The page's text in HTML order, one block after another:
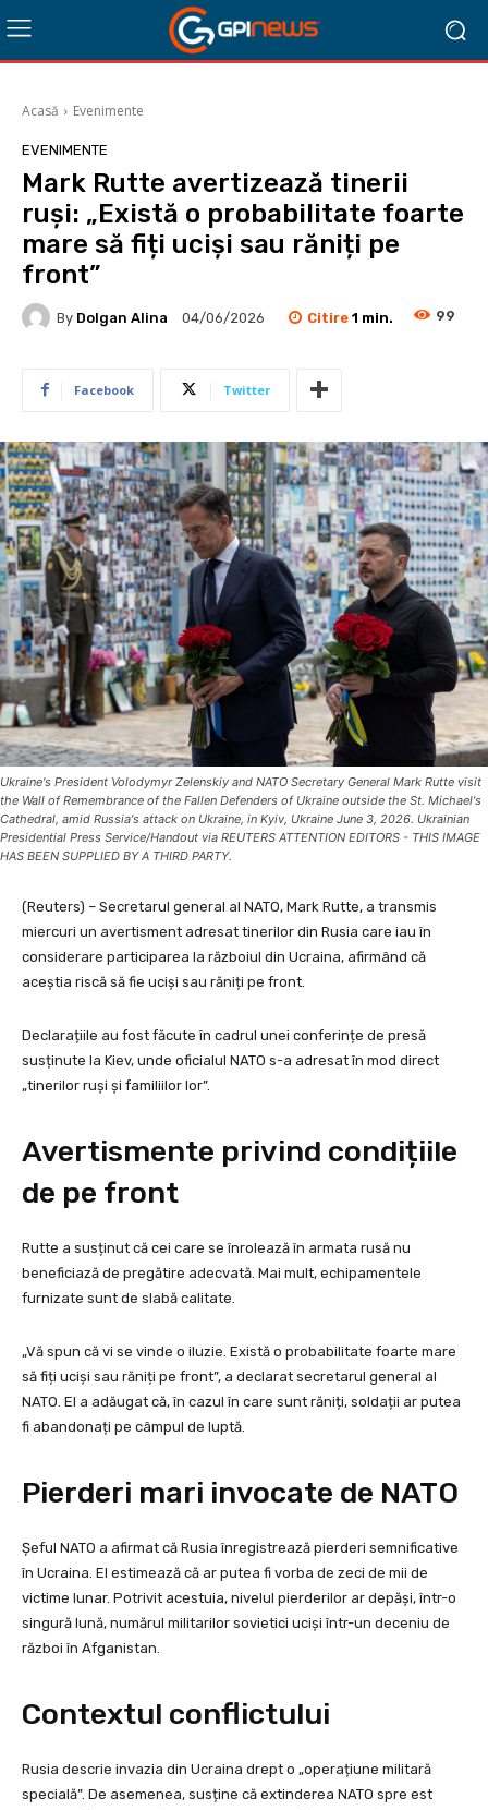
Acasă Evenimente
EVENIMENTE
Mark Rutte avertizează tinerii
ruși: „Există o probabilitate foarte
mare să fiți uciși sau răniți pe
front”
By Dolgan Alina 04/06/2026 Citire 1 min. 99
Facebook Twitter
Ukraine's President Volodymyr Zelenskiy and NATO Secretary General Mark Rutte visit
the Wall of Remembrance of the Fallen Defenders of Ukraine outside the St. Michael's
Cathedral, amid Russia's attack on Ukraine, in Kyiv, Ukraine June 3, 2026. Ukrainian
Presidential Press Service/Handout via REUTERS ATTENTION EDITORS - THIS IMAGE
HAS BEEN SUPPLIED BY A THIRD PARTY.
(Reuters) – Secretarul general al NATO, Mark Rutte, a transmis
miercuri un avertisment adresat tinerilor din Rusia care iau în
considerare participarea la războiul din Ucraina, afirmând că
aceștia riscă să fie uciși sau răniți pe front.
Declarațiile au fost făcute în cadrul unei conferințe de presă
susținute la Kiev, unde oficialul NATO s-a adresat în mod direct
„tinerilor ruși și familiilor lor”.
Avertismente privind condițiile
de pe front
Rutte a susținut că cei care se înrolează în armata rusă nu
beneficiază de pregătire adecvată. Mai mult, echipamentele
furnizate sunt de slabă calitate.
„Vă spun că vi se vinde o iluzie. Există o probabilitate foarte mare
să fiți uciși sau răniți pe front”, a declarat secretarul general al
NATO. El a adăugat că, în cazul în care sunt răniți, soldații ar putea
fi abandonați pe câmpul de luptă.
Pierderi mari invocate de NATO
Șeful NATO a afirmat că Rusia înregistrează pierderi semnificative
în Ucraina. El estimează că ar putea fi vorba de zeci de mii de
victime lunar. Potrivit acestuia, nivelul pierderilor ar depăși, într-o
singură lună, numărul militarilor sovietici uciși într-un deceniu de
război în Afganistan.
Contextul conflictului
Rusia descrie invazia din Ucraina drept o „operațiune militară
specială”. De asemenea, susține că extinderea NATO spre est